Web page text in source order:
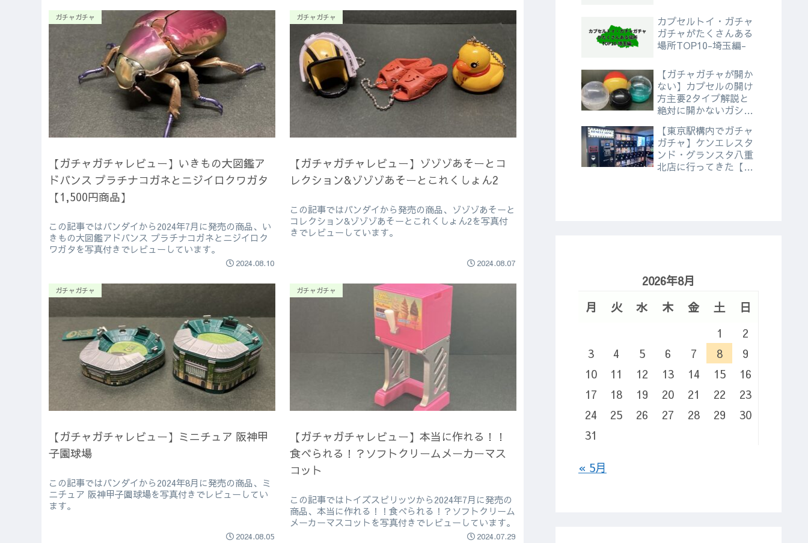
ガチャガチャ
【ガチャガチャレビュー】いきもの大図鑑ア
ドバンス プラチナコガネとニジイロクワガタ
【1,500円商品】
この記事ではバンダイから2024年7月に発売の商品、い
きもの大図鑑アドバンス プラチナコガネとニジイロク
ワガタを写真付きでレビューしています。
2024.08.10
ガチャガチャ
【ガチャガチャレビュー】ゾゾゾあそーとコ
レクション&ゾゾゾあそーとこれくしょん2
この記事ではバンダイから発売の商品、ゾゾゾあそーと
コレクション&ゾゾゾあそーとこれくしょん2を写真付
きでレビューしています。
2024.08.07
ガチャガチャ
【ガチャガチャレビュー】ミニチュア 阪神甲
子園球場
この記事ではバンダイから2024年8月に発売の商品、ミ
ニチュア 阪神甲子園球場を写真付きでレビューしてい
ます。
2024.08.05
ガチャガチャ
【ガチャガチャレビュー】本当に作れる！！
食べられる！？ソフトクリームメーカーマス
コット
この記事ではトイズスピリッツから2024年7月に発売の
商品、本当に作れる！！食べられる！？ソフトクリーム
メーカーマスコットを写真付きでレビューしています。
2024.07.29
カプセルトイ・ガチャ
ガチャがたくさんある
場所TOP10-埼玉編-
【ガチャガチャが開か
ない】カプセルの開け
方主要2タイプ解説と
絶対に開かないガシャ
【東京駅構内でガチャ
ガチャ】ケンエレスタ
ンド・グランスタ八重
北店に行ってきた【ケ
2026年8月
月
火 水 木 金 土
日
1
2
3
4 5 6 7 8
9
10
11 12 13 14 15
16
17
18 19 20 21 22
23
24
25 26 27 28 29
30
31
« 5月